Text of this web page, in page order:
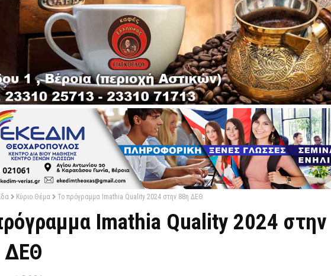
Κύριο Θέμα Το πρόγραμμα Imathia Quality 2024 στην 88η ΔΕΘ
Imathia Quality 2024 στην
ΔΕΘ